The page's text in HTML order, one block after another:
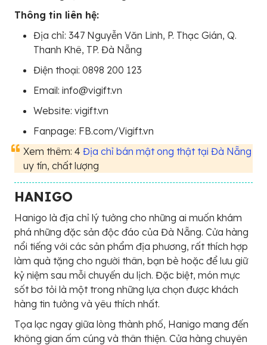
Thông tin liên hệ:
Địa chỉ: 347 Nguyễn Văn Linh, P. Thạc Gián, Q.
Thanh Khê, TP. Đà Nẵng
Điện thoại: 0898 200 123
Email: info@vigift.vn
Website: vigift.vn
Fanpage: FB.com/Vigift.vn
Xem thêm: 4 Địa chỉ bán mật ong thật tại Đà Nẵng
uy tín, chất lượng
HANIGO
Hanigo là địa chỉ lý tưởng cho những ai muốn khám
phá những đặc sản độc đáo của Đà Nẵng. Cửa hàng
nổi tiếng với các sản phẩm địa phương, rất thích hợp
làm quà tặng cho người thân, bạn bè hoặc để lưu giữ
kỷ niệm sau mỗi chuyến du lịch. Đặc biệt, món mực
sốt bơ tỏi là một trong những lựa chọn được khách
hàng tin tưởng và yêu thích nhất.
Tọa lạc ngay giữa lòng thành phố, Hanigo mang đến
không gian ấm cúng và thân thiện. Cửa hàng chuyên